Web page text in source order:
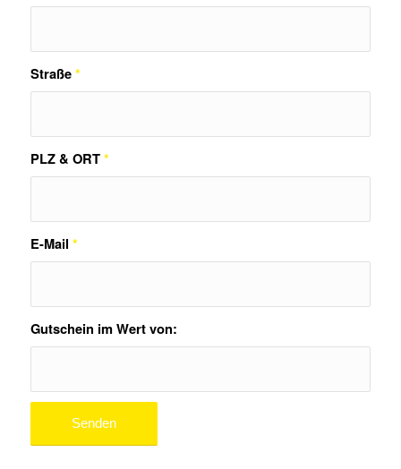
Straße*
PLZ & ORT*
E-Mail *
Gutschein im Wert von: